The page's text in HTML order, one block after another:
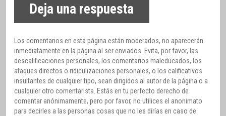
Deja una respuesta
Los comentarios en esta página están moderados, no aparecerán
inmediatamente en la página al ser enviados. Evita, por favor, las
descalificaciones personales, los comentarios maleducados, los
ataques directos o ridiculizaciones personales, o los calificativos
insultantes de cualquier tipo, sean dirigidos al autor de la página o a
cualquier otro comentarista. Estás en tu perfecto derecho de
comentar anónimamente, pero por favor, no utilices el anonimato
para decirles a las personas cosas que no les dirías en caso de